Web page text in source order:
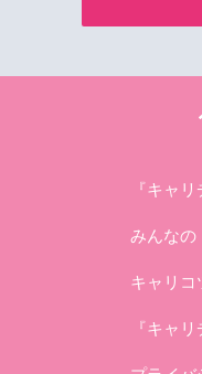
『キャ
みんなの
キャリコ
『キャ